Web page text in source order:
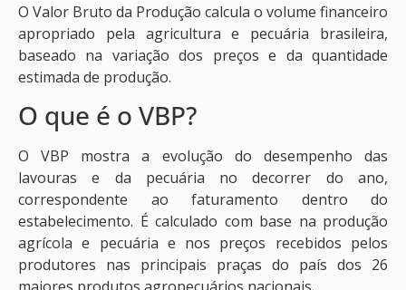
O Valor Bruto da Produção calcula o volume financeiro
apropriado pela agricultura e pecuária brasileira,
baseado na variação dos preços e da quantidade
estimada de produção.
O que é o VBP?
O VBP mostra a evolução do desempenho das
lavouras e da pecuária no decorrer do ano,
correspondente ao faturamento dentro do
estabelecimento. É calculado com base na produção
agrícola e pecuária e nos preços recebidos pelos
produtores nas principais praças do país dos 26